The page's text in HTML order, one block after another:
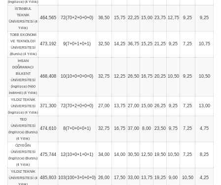
(İngilizce) (4 Yıllık)
İSTANBUL
TEKNİK
ÜNİVERSİTESİ (4
Yıllık)
464,565 72(70+2+0+0+0) 36,50 15,75 22,25 15,00 23,75 12,75 9,25 9,25
TOBB EKONOMİ
VE TEKNOLOJİ
ÜNİVERSİTESİ
(Burslu) (4 Yıllık)
473,192 9(7+0+1+0+1) 32,50 14,25 36,75 15,25 21,25 9,25 7,25 10,75
İHSAN
DOĞRAMACI
BİLKENT
ÜNİVERSİTESİ
(İngilizce) (%50
İndirimli) (4 Yıllık)
468,408 10(10+0+0+0+0) 32,75 12,25 26,50 16,75 20,25 10,50 9,25 10,50
YILDIZ TEKNİK
ÜNİVERSİTESİ
(İngilizce) (4 Yıllık)
371,300 72(70+2+0+0+0) 27,00 13,75 27,00 15,00 26,25 9,25 7,25 13,00
TED
ÜNİVERSİTESİ
(İngilizce) (Burslu)
(4 Yıllık)
474,610 8(7+0+0+0+1) 32,75 16,75 37,00 8,00 23,50 9,75 7,25 4,75
ÖZYEĞİN
ÜNİVERSİTESİ
(İngilizce) (Burslu)
(4 Yıllık)
475,744 12(10+0+1+0+1) 34,00 14,00 30,50 12,50 19,50 10,50 7,25 8,25
YILDIZ TEKNİK
ÜNİVERSİTESİ (4
485,803 103(100+3+0+0+0) 26,00 17,50 33,00 13,75 19,25 9,00 10,50 4,25